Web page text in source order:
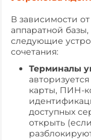
В зависимости
аппаратной
следующие
сочетания:
Терминалы
карты, ПИН-
доступных
открыть